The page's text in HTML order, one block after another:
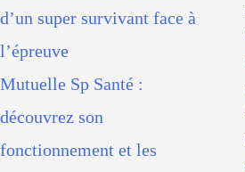
d’un super survivant face à
l’épreuve
Mutuelle Sp Santé :
découvrez son
fonctionnement et les